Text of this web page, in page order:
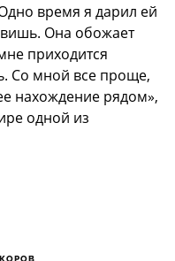
время я дарил ей
Она обожает
приходится
Со мной все проще,
нахождение рядом»,
одной из